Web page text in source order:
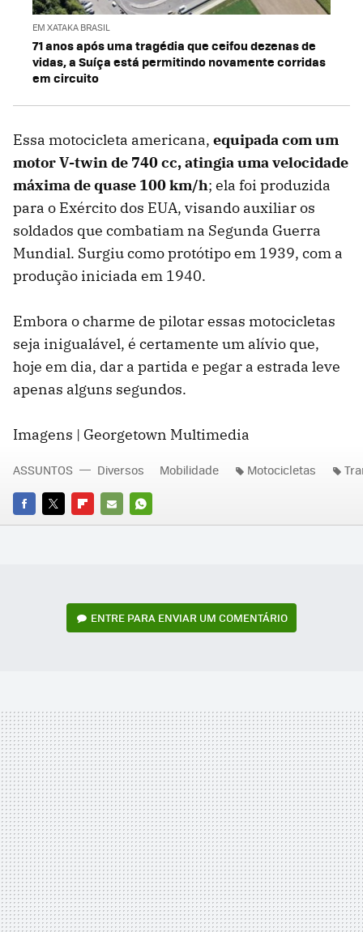
EM XATAKA BRASIL
71 anos após uma tragédia que ceifou dezenas de
vidas, a Suíça está permitindo novamente corridas
em circuito
Essa motocicleta americana, equipada com um
motor V-twin de 740 cc, atingia uma velocidade
máxima de quase 100 km/h; ela foi produzida
para o Exército dos EUA, visando auxiliar os
soldados que combatiam na Segunda Guerra
Mundial. Surgiu como protótipo em 1939, com a
produção iniciada em 1940.
Embora o charme de pilotar essas motocicletas
seja inigualável, é certamente um alívio que,
hoje em dia, dar a partida e pegar a estrada leve
apenas alguns segundos.
Imagens | Georgetown Multimedia
FACEBOOK
TWITTERFLIPBOARD
E-
WHATSAPP
ASSUNTOS Diversos Mobilidade Motocicletas
ENTRE PARA ENVIAR UM COMENTÁRIO